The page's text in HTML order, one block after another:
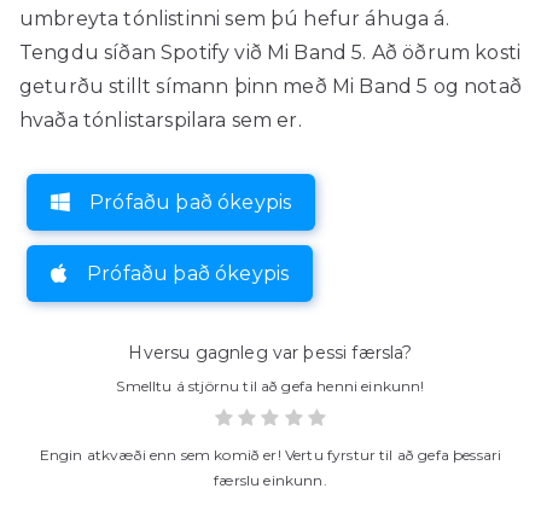
umbreyta tónlistinni sem þú hefur áhuga á.
Tengdu síðan Spotify við Mi Band 5. Að öðrum kosti
geturðu stillt símann þinn með Mi Band 5 og notað
hvaða tónlistarspilara sem er.
Prófaðu það ókeypis
Prófaðu það ókeypis
Hversu gagnleg var þessi færsla?
Smelltu á stjörnu til að gefa henni einkunn!
Engin atkvæði enn sem komið er! Vertu fyrstur til að gefa þessari
færslu einkunn.